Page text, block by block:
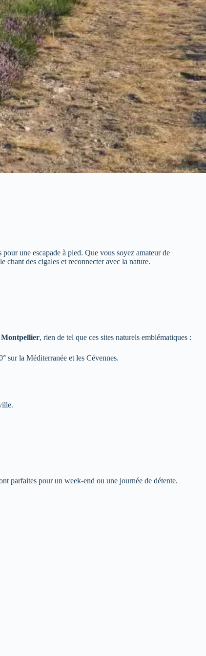
une escapade à pied. Que vous soyez amateur de
chant des cigales et reconnecter avec la nature.
Montpellier, rien de tel que ces sites naturels emblématiques :
sur la Méditerranée et les Cévennes.
parfaites pour un week-end ou une journée de détente.